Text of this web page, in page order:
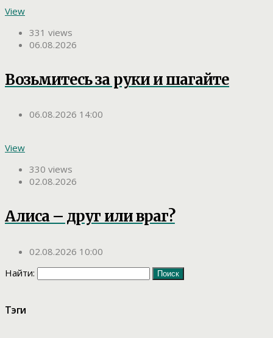
View
331 views
06.08.2026
Возьмитесь за руки и шагайте
06.08.2026 14:00
View
330 views
02.08.2026
Алиса – друг или враг?
02.08.2026 10:00
Найти:
Тэги